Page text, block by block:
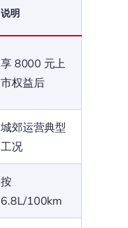
说明
享 8000 元上
市权益后
城郊运营典型
工况
按
6.8L/100km